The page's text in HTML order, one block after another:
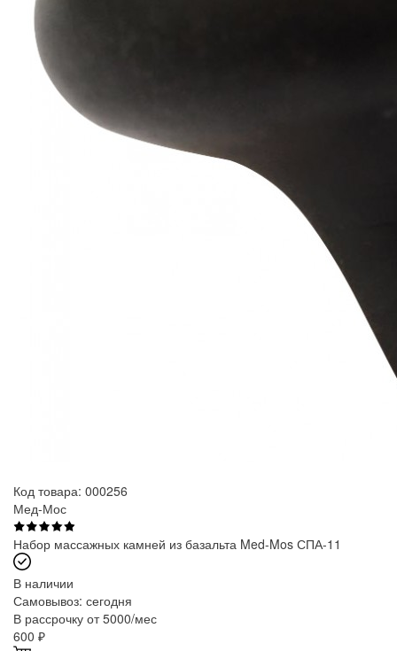
Код товара: 000256
Мед-Мос
Набор массажных камней из базальта Med-Mos СПА-11
В наличии
Самовывоз: сегодня
В рассрочку от 5000/мес
600 ₽